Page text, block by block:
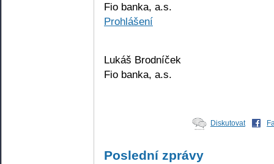
Fio banka, a.s.
Prohlášení
Lukáš Brodníček
Fio banka, a.s.
Diskutovat
Poslední zprávy